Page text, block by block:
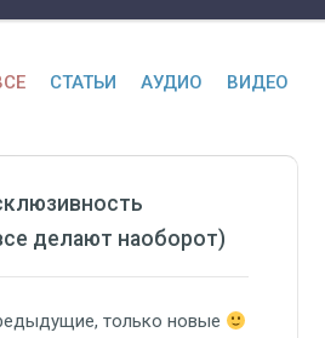
СТАТЬИ АУДИО ВИДЕО
делают наоборот)
только новые